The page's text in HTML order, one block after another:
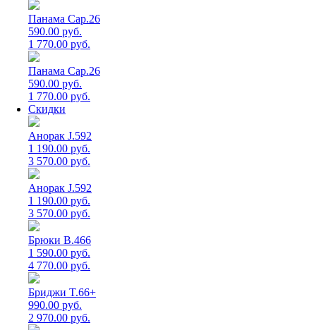
Панама Cap.26
590.00 руб.
1 770.00 руб.
Панама Cap.26
590.00 руб.
1 770.00 руб.
Скидки
Анорак J.592
1 190.00 руб.
3 570.00 руб.
Анорак J.592
1 190.00 руб.
3 570.00 руб.
Брюки B.466
1 590.00 руб.
4 770.00 руб.
Бриджи T.66+
990.00 руб.
2 970.00 руб.